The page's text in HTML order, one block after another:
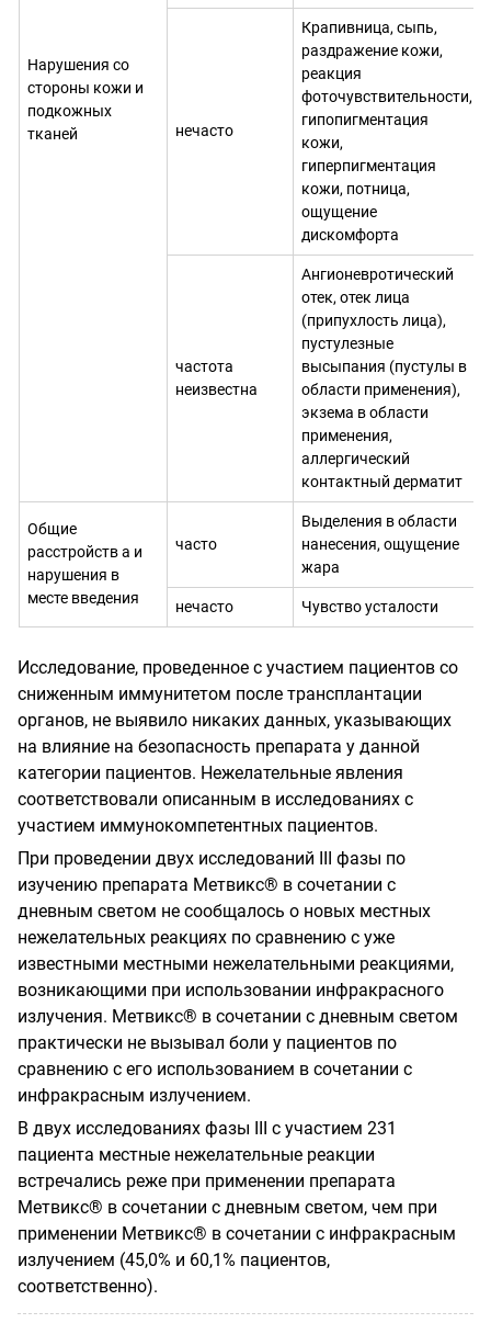
Нарушения со
стороны кожи и
подкожных
тканей
нечасто
Крапивница, сыпь,
раздражение кожи,
реакция
фоточувствительности,
гипопигментация
кожи,
гиперпигментация
кожи, потница,
ощущение
дискомфорта
частота
неизвестна
Ангионевротический
отек, отек лица
(припухлость лица),
пустулезные
высыпания (пустулы в
области применения),
экзема в области
применения,
аллергический
контактный дерматит
Общие
расстройств а и
нарушения в
месте введения
часто
Выделения в области
нанесения, ощущение
жара
нечасто Чувство усталости
Исследование, проведенное с участием пациентов со
сниженным иммунитетом после трансплантации
органов, не выявило никаких данных, указывающих
на влияние на безопасность препарата у данной
категории пациентов. Нежелательные явления
соответствовали описанным в исследованиях с
участием иммунокомпетентных пациентов.
При проведении двух исследований III фазы по
изучению препарата Метвикс® в сочетании с
дневным светом не сообщалось о новых местных
нежелательных реакциях по сравнению с уже
известными местными нежелательными реакциями,
возникающими при использовании инфракрасного
излучения. Метвикс® в сочетании с дневным светом
практически не вызывал боли у пациентов по
сравнению с его использованием в сочетании с
инфракрасным излучением.
В двух исследованиях фазы III с участием 231
пациента местные нежелательные реакции
встречались реже при применении препарата
Метвикс® в сочетании с дневным светом, чем при
применении Метвикс® в сочетании с инфракрасным
излучением (45,0% и 60,1% пациентов,
соответственно).